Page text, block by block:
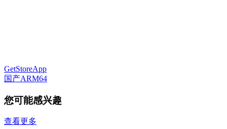
GetStoreApp
国产ARM64
您可能感兴趣
查看更多